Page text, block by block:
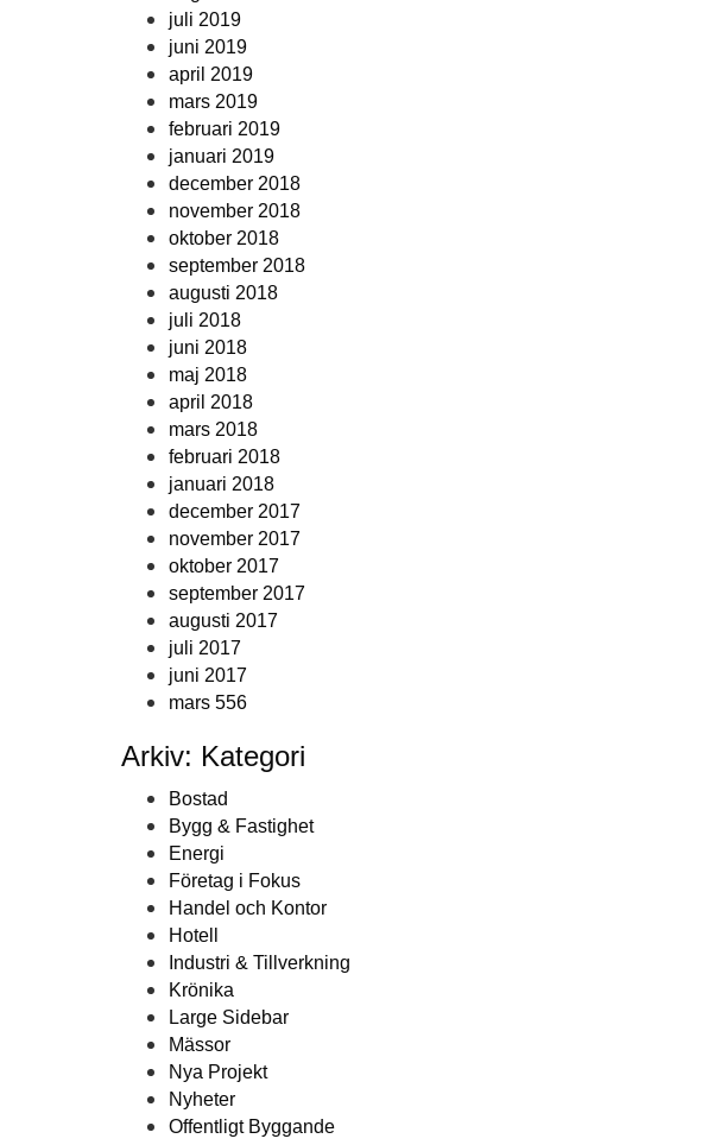
juli 2019
juni 2019
april 2019
mars 2019
februari 2019
januari 2019
december 2018
november 2018
oktober 2018
september 2018
augusti 2018
juli 2018
juni 2018
maj 2018
april 2018
mars 2018
februari 2018
januari 2018
december 2017
november 2017
oktober 2017
september 2017
augusti 2017
juli 2017
juni 2017
mars 556
Arkiv: Kategori
Bostad
Bygg & Fastighet
Energi
Företag i Fokus
Handel och Kontor
Hotell
Industri & Tillverkning
Krönika
Large Sidebar
Mässor
Nya Projekt
Nyheter
Offentligt Byggande